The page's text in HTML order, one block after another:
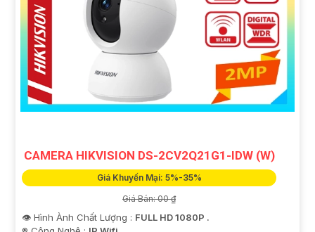
CAMERA HIKVISION DS-2CV2Q21G1-IDW (W)
Giá Khuyến Mại: 5%-35%
Giá Bán: 00 ₫
👁 Hình Ành Chất Lượng : FULL HD 1080P .